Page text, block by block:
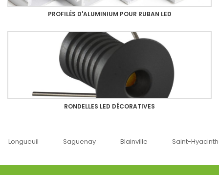
PROFILÉS D'ALUMINIUM POUR RUBAN LED
RONDELLES LED DÉCORATIVES
Blainville Saint-Hyacinthe Ottawa